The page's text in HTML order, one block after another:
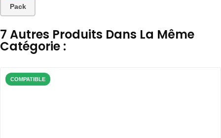
Pack
7 Autres Produits Dans La Même
Catégorie :
COMPATIBLE